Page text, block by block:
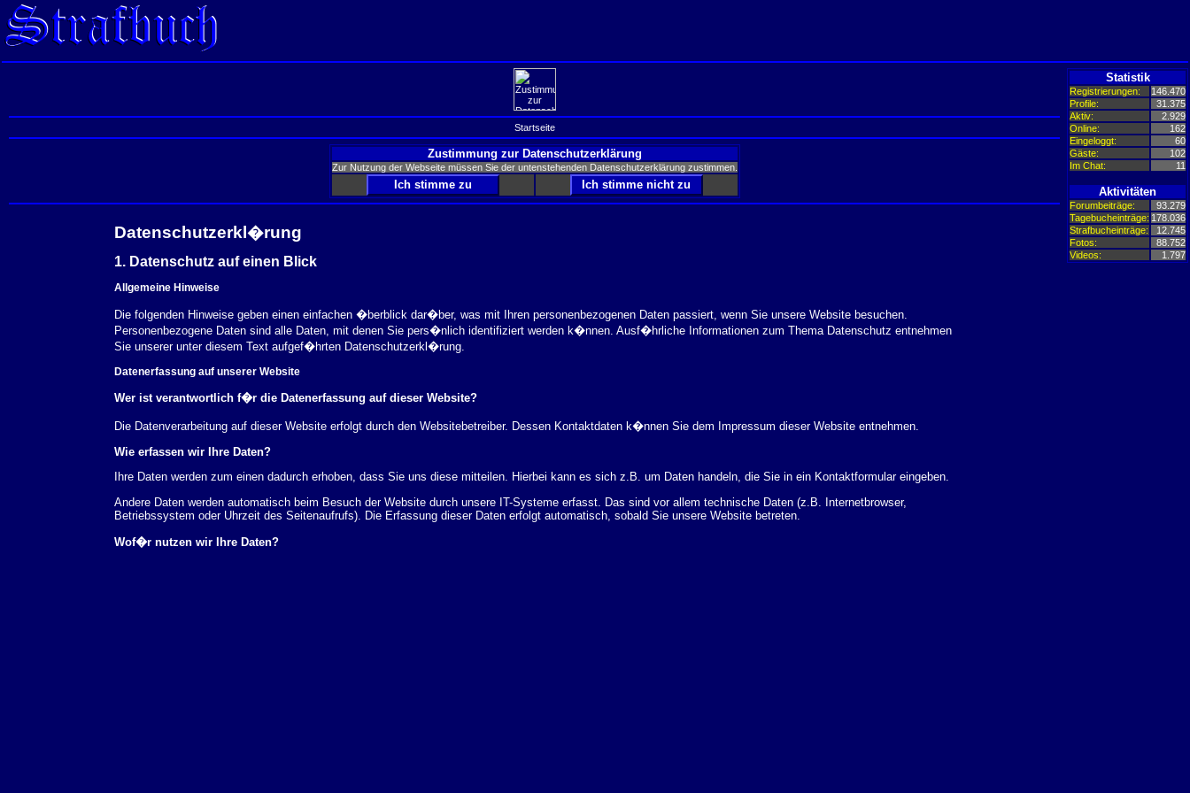
Startseite
Zustimmung zur Datenschutzerklärung
Zur Nutzung der Webseite müssen Sie der untenstehenden Datenschutzerklärung zustimmen.
Datenschutzerkl�rung
1. Datenschutz auf einen Blick
Allgemeine Hinweise
Die folgenden Hinweise geben einen einfachen �berblick dar�ber, was mit Ihren personenbezogenen Daten passiert, wenn Sie unsere Website besuchen.
Personenbezogene Daten sind alle Daten, mit denen Sie pers�nlich identifiziert werden k�nnen. Ausf�hrliche Informationen zum Thema Datenschutz entnehmen
Sie unserer unter diesem Text aufgef�hrten Datenschutzerkl�rung.
Datenerfassung auf unserer Website
Wer ist verantwortlich f�r die Datenerfassung auf dieser Website?
Die Datenverarbeitung auf dieser Website erfolgt durch den Websitebetreiber. Dessen Kontaktdaten k�nnen Sie dem Impressum dieser Website entnehmen.
Wie erfassen wir Ihre Daten?
Ihre Daten werden zum einen dadurch erhoben, dass Sie uns diese mitteilen. Hierbei kann es sich z.B. um Daten handeln, die Sie in ein Kontaktformular eingeben.
Andere Daten werden automatisch beim Besuch der Website durch unsere IT-Systeme erfasst. Das sind vor allem technische Daten (z.B. Internetbrowser,
Betriebssystem oder Uhrzeit des Seitenaufrufs). Die Erfassung dieser Daten erfolgt automatisch, sobald Sie unsere Website betreten.
Wof�r nutzen wir Ihre Daten?
Statistik
Registrierungen:
146.470
Profile:
31.375
Aktiv:
2.929
Online:
162
Eingeloggt:
60
Gäste:
102
Im Chat:
11
Aktivitäten
Forumbeiträge:
93.279
Tagebucheinträge: 178.036
Strafbucheinträge:
12.745
Fotos:
88.752
Videos:
1.797